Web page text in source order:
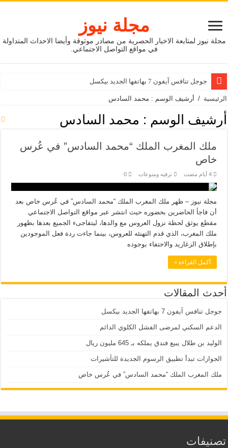
مجلة نيوز
مجلة نيوز لمتابعة الاخبار الحصرية من مصادر موثوقة وأيضا الاحداث المتداولة
في مواقع التواصل الاجتماعي.
جوجل تنافس آيفون 7 بهاتفها الجديد بيكسل
الرئيسية / أرشيف الوسم : محمد السادس
أرشيف الوسم : محمد السادس
ملك المغرب الملك “محمد السادس” في عُرس
خاص
‏4 أيام مضت ترفيه ومنوعات 0
مجلة نيوز – ظهر ملك المغرب الملك “محمد السادس” في عُرس خاص بعد
أن فاجأ الحاضرين بحضوره حيث انتشر عبر مواقع التواصل الاجتماعي
مقطع يوثق لحظة نزول العروس مع والدها، ليتفاجىء الجميع بعدها بظهور
ملك المغرب، الذي قدم التهنئه للعروس، بينما جاءت ردة فعل الموجودين
بإطلاق الزغاريد والاحتفاء بوجوده
أكمل القراءة »
أحدث المقالات
جوجل تنافس آيفون 7 بهاتفها الجديد بيكسل
الدعم السكني لمرضى الفشل الكلوي الدائم
الوليد بن طلال يبيع فندق يملكه بـ 645 مليون ريال
الجوازات تبدأ تطبيق الرسوم الجديدة للتأشيرات
ملك المغرب الملك “محمد السادس” في عُرس خاص
تصنيفات